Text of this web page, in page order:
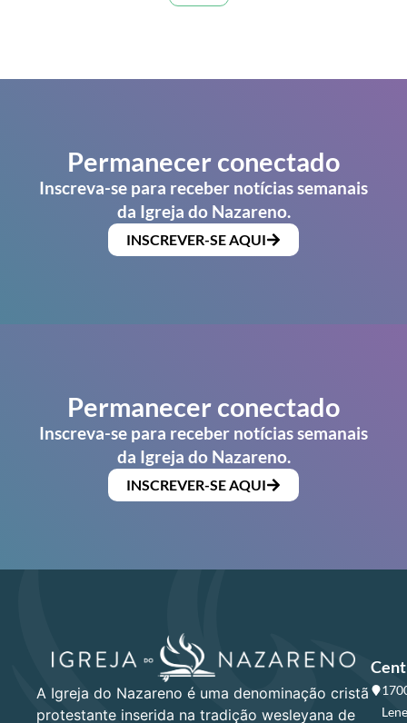
Permanecer conectado
Inscreva-se para receber notícias semanais
da Igreja do Nazareno.
INSCREVER-SE AQUI
Permanecer conectado
Inscreva-se para receber notícias semanais
da Igreja do Nazareno.
INSCREVER-SE AQUI
A Igreja do Nazareno é uma denominação cristã
protestante inserida na tradição wesleyana de